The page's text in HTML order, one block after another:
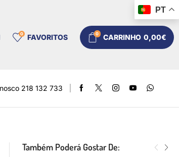
0 FAVORITOS 0 CARRINHO 0,00€
218 132 733
Também Poderá Gostar De:
PT